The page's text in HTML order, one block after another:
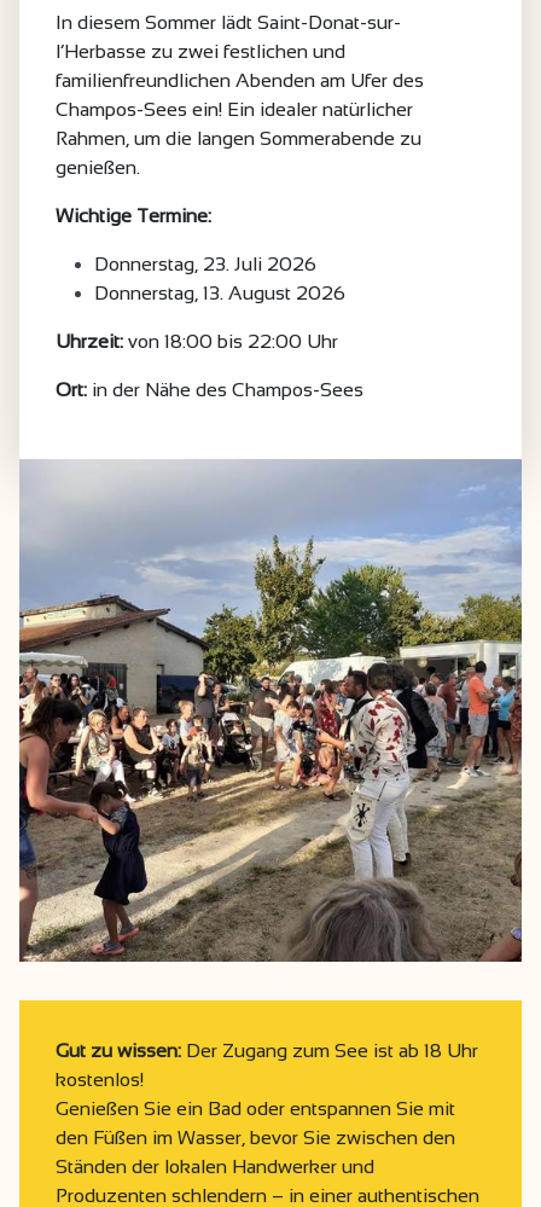
In diesem Sommer lädt Saint-Donat-sur-
l’Herbasse zu zwei festlichen und
familienfreundlichen Abenden am Ufer des
Champos-Sees ein! Ein idealer natürlicher
Rahmen, um die langen Sommerabende zu
genießen.
Wichtige Termine:
Donnerstag, 23. Juli 2026
Donnerstag, 13. August 2026
Uhrzeit: von 18:00 bis 22:00 Uhr
Ort: in der Nähe des Champos-Sees
Gut zu wissen: Der Zugang zum See ist ab 18 Uhr
kostenlos!
Genießen Sie ein Bad oder entspannen Sie mit
den Füßen im Wasser, bevor Sie zwischen den
Ständen der lokalen Handwerker und
Produzenten schlendern – in einer authentischen